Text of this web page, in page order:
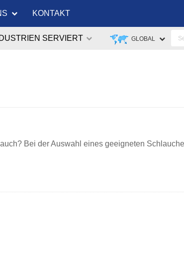
KONTAKT
GLOBAL
SERVIERT
Bei der Auswahl eines geeigneten